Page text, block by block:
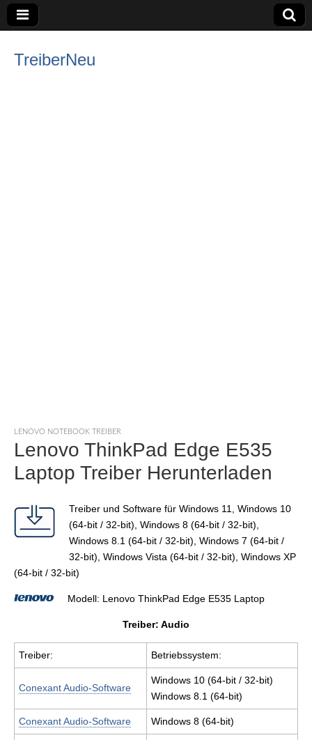
TreiberNeu
LENOVO NOTEBOOK TREIBER
Lenovo ThinkPad Edge E535
Laptop Treiber Herunterladen
Treiber und Software für Windows 11, Windows 10
(64-bit / 32-bit), Windows 8 (64-bit / 32-bit),
Windows 8.1 (64-bit / 32-bit), Windows 7 (64-bit /
32-bit), Windows Vista (64-bit / 32-bit), Windows XP
(64-bit / 32-bit)
Modell: Lenovo ThinkPad Edge E535 Laptop
Treiber: Audio
Treiber: Betriebssystem:
Conexant Audio-Software
Windows 10 (64-bit / 32-bit)
Windows 8.1 (64-bit)
Conexant Audio-Software Windows 8 (64-bit)